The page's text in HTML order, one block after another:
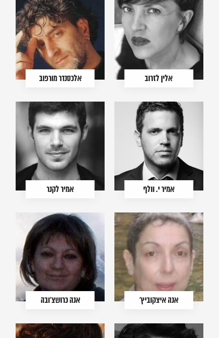
אלין לזרוב אלכסנדר מורפוב
אמיר י. וולף אמיר לקנר
אנה איצקוביץ' אנה כרושצ'ובה